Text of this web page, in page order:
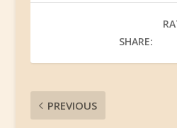
SHARE:
PREVIOUS